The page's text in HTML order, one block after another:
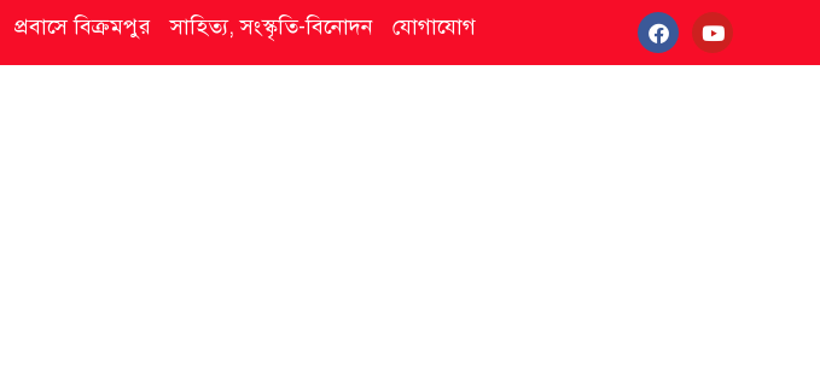
প্রবাসে বিক্রমপুর সাহিত্য, সংস্কৃতি-বিনোদন যোগাযোগ